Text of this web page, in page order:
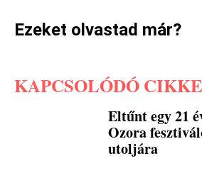
Ezeket olvastad már?
KAPCSOLÓDÓ
Eltűnt egy 21
Ozora
utoljára